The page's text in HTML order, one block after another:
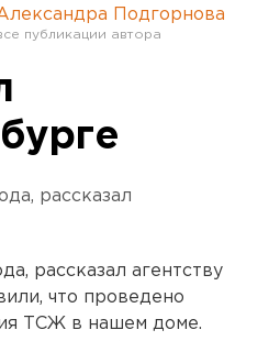
Подгорнова
рассказал
рассказал агентству
что проведено
ТСЖ в нашем доме.